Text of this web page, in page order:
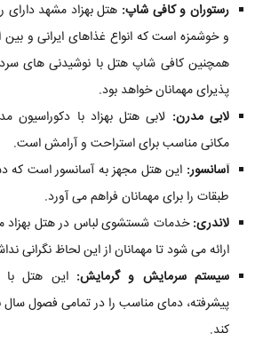
رستوران و کافی شاپ: هتل بهزاد مشهد دارای
و خوشمزه است که انواع غذاهای ایرانی و بین
همچنین کافی شاپ هتل با نوشیدنی های
پذیرای مهمانان خواهد بود.
لابی مدرن: لابی هتل بهزاد با
مکانی مناسب برای استراحت و آرامش است.
آسانسور: این هتل مجهز به آسانسور است که
طبقات را برای مهمانان فراهم می آورد.
لاندری:خدمات شستشوی لباس در هتل بهزاد
ارائه می شود تا مهمانان از این لحاظ نگرانی
سیستم سرمایش و گرمایش: این هتل با
پیشرفته، دمای مناسب را در تمامی فصول سال
کند.